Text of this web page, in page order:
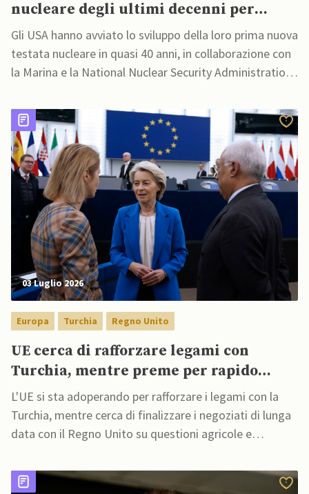
nucleare degli ultimi decenni per
sottomarini di prossima generazione
Gli USA hanno avviato lo sviluppo della loro prima nuova
testata nucleare in quasi 40 anni, in collaborazione con
la Marina e la National Nuclear Security Administration
03 Luglio 2026
Europa Turchia Regno Unito
UE cerca di rafforzare legami con
Turchia, mentre preme per rapido
accordo con UK post Starmer
L'UE si sta adoperando per rafforzare i legami con la
Turchia, mentre cerca di finalizzare i negoziati di lunga
data con il Regno Unito su questioni agricole e